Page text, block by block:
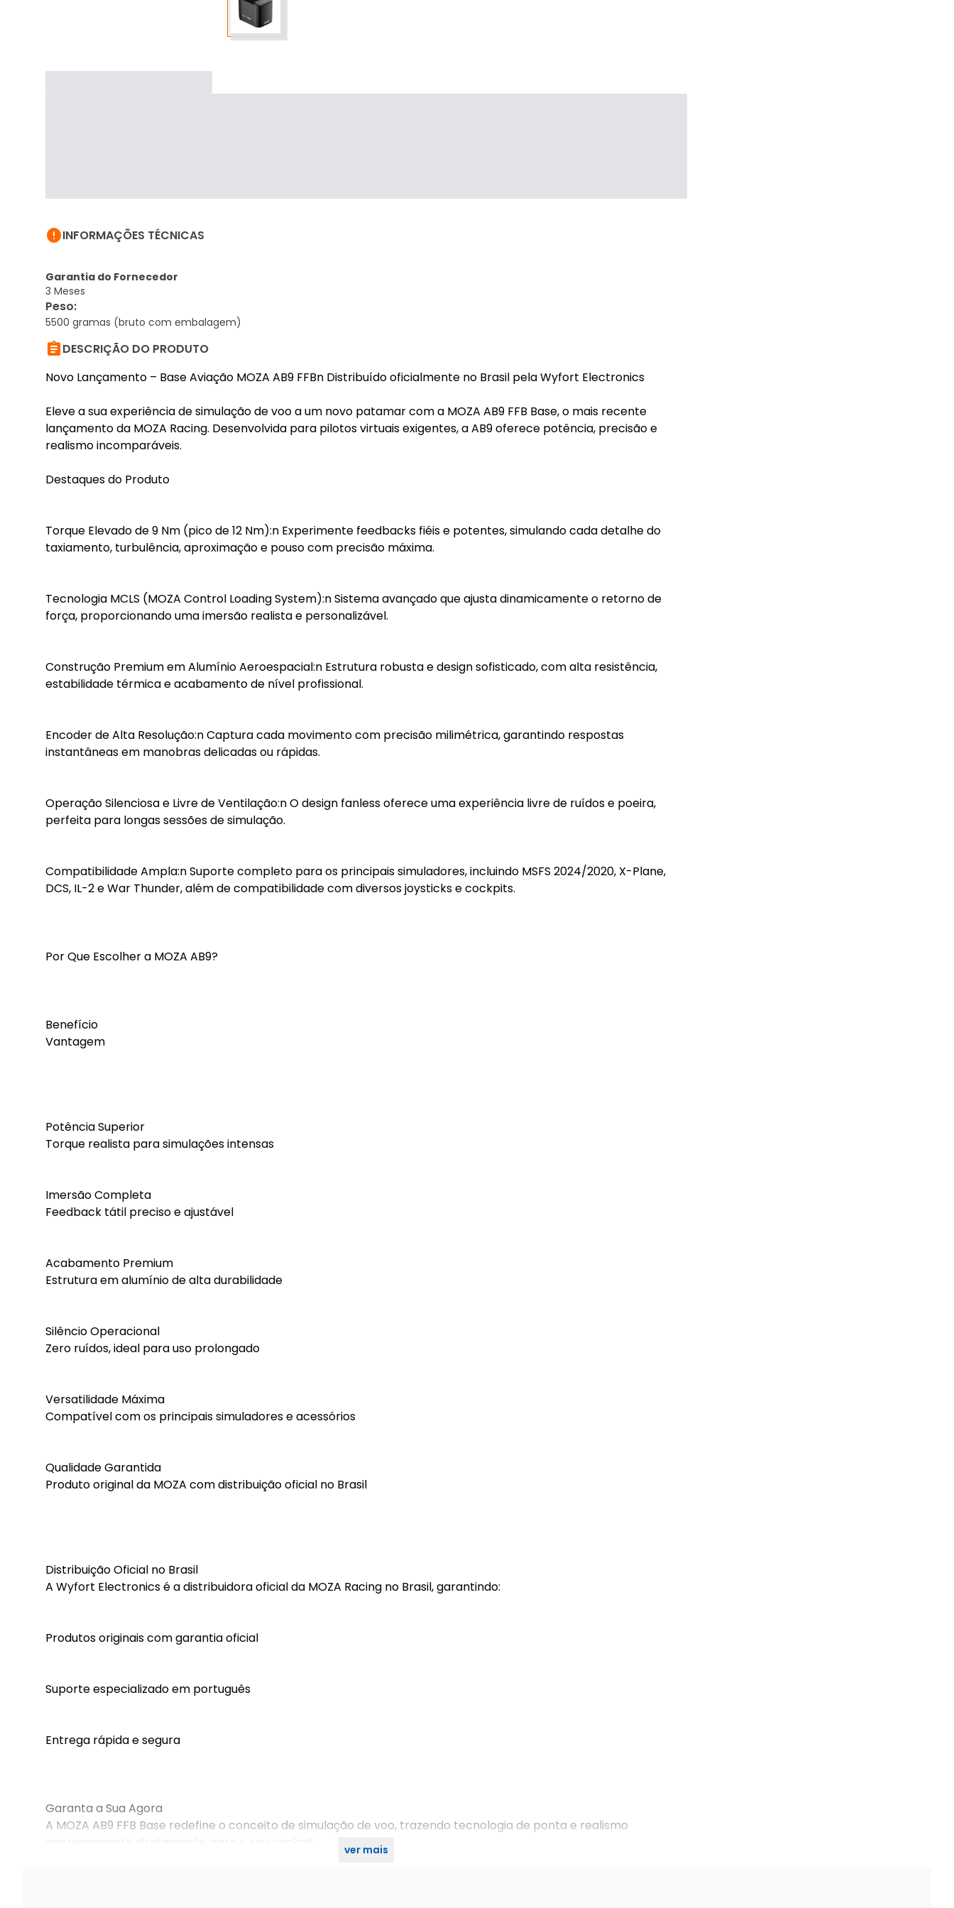
INFORMAÇÕES TÉCNICAS
Garantia do Fornecedor
3 Meses
Peso:
5500 gramas (bruto com embalagem)
DESCRIÇÃO DO PRODUTO
Novo Lançamento – Base Aviação MOZA AB9 FFBn Distribuído oficialmente no Brasil pela Wyfort Electronics
Eleve a sua experiência de simulação de voo a um novo patamar com a MOZA AB9 FFB Base, o mais recente
lançamento da MOZA Racing. Desenvolvida para pilotos virtuais exigentes, a AB9 oferece potência, precisão e
realismo incomparáveis.
Destaques do Produto
Torque Elevado de 9 Nm (pico de 12 Nm):n Experimente feedbacks fiéis e potentes, simulando cada detalhe do
taxiamento, turbulência, aproximação e pouso com precisão máxima.
Tecnologia MCLS (MOZA Control Loading System):n Sistema avançado que ajusta dinamicamente o retorno de
força, proporcionando uma imersão realista e personalizável.
Construção Premium em Alumínio Aeroespacial:n Estrutura robusta e design sofisticado, com alta resistência,
estabilidade térmica e acabamento de nível profissional.
Encoder de Alta Resolução:n Captura cada movimento com precisão milimétrica, garantindo respostas
instantâneas em manobras delicadas ou rápidas.
Operação Silenciosa e Livre de Ventilação:n O design fanless oferece uma experiência livre de ruídos e poeira,
perfeita para longas sessões de simulação.
Compatibilidade Ampla:n Suporte completo para os principais simuladores, incluindo MSFS 2024/2020, X-Plane,
DCS, IL-2 e War Thunder, além de compatibilidade com diversos joysticks e cockpits.
Por Que Escolher a MOZA AB9?
Benefício
Vantagem
Potência Superior
Torque realista para simulações intensas
Imersão Completa
Feedback tátil preciso e ajustável
Acabamento Premium
Estrutura em alumínio de alta durabilidade
Silêncio Operacional
Zero ruídos, ideal para uso prolongado
Versatilidade Máxima
Compatível com os principais simuladores e acessórios
Qualidade Garantida
Produto original da MOZA com distribuição oficial no Brasil
Distribuição Oficial no Brasil
A Wyfort Electronics é a distribuidora oficial da MOZA Racing no Brasil, garantindo:
Produtos originais com garantia oficial
Suporte especializado em português
Entrega rápida e segura
Garanta a Sua Agora
A MOZA AB9 FFB Base redefine o conceito de simulação de voo, trazendo tecnologia de ponta e realismo
impressionante diretamente para o seu cockpit.
ver mais